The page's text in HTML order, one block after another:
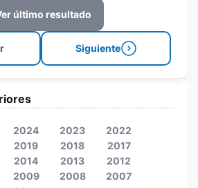
último resultado
Siguiente
2024 2023
2022
2019 2018
2017
2014 2013
2012
2009 2008
2007